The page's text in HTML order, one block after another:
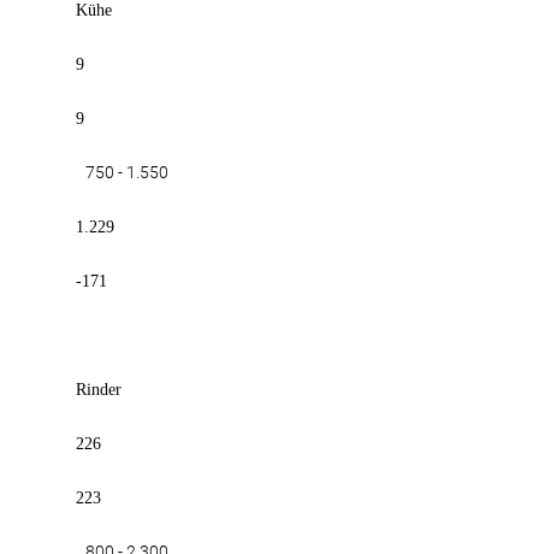
Kühe
9
9
750 - 1.550
1.229
-171
Rinder
226
223